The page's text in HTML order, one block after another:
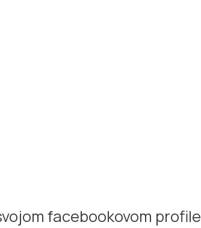
facebookovom